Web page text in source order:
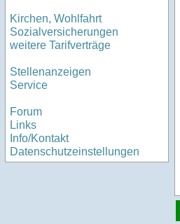
Kirchen, Wohlfahrt
Sozialversicherungen
weitere Tarifverträge
Stellenanzeigen
Service
Forum
Links
Info/Kontakt
Datenschutzeinstellungen